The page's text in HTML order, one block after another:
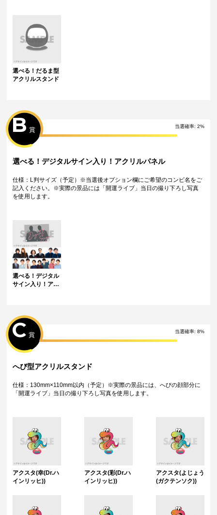
＜Wチャンス賞＞
抽選で14名様に『大入り袋入り！直筆サイン入りソロチェキ』が当たり
ます！各1枚限定！
▼対象期間
1月10日 12:00 ~ 1月12日 23:59　堂前透(ロングコートダディ)
1月13日 00:00 ~ 1月14日 23:59　兎(ロングコートダディ)
1月15日 00:00 ~ 1月16日 23:59　新山(さや香)
1月23日 00:00 ~ 1月24日 23:59　田中ショータイム(フースーヤ)
1月25日 00:00 ~ 1月25日 23:59　 谷口理(フースーヤ)
1月26日 00:00 ~ 1月26日 23:59 　幸(Dr.ハインリッヒ)
1月27日 00:00 ~ 1月27日 23:59　彩(Dr.ハインリッヒ)
1月28日 00:00 ~ 1月28日 23:59　よじょう(ガクテンソク)
1月30日 00:00 ~ 1月30日 23:59　浜田順平(カベポスター)
1月31日 00:00 ~ 1月31日 23:59　永見大吾(カベポスター)
注意事項
・景品デザインはイメージです。状況によりデザインが変更となる可能
性がございます。
・景品の配送完了から1ヶ月経過後にお問合せいただいた景品の不備、未
到着に関する対応は原則いたしかねます。
・獲得した景品をオークション等へ転売する行為、第三者への譲渡は禁
止しております。
・獲得した動画･画像･ボイス等のデジタルコンテンツは、出品者が著作
権を有します。 SNS等での公開、譲渡、その他著作権を侵害する行為は
禁止しております。
・運営様の都合により、一部サイン入り景品がご用意ができなくなる場
合がございます。その場合、別のサイン入り景品に変更させていただく
配送について
・サイン入り景品とサインなし景品は別配送となる場合がございます。
・製作状況や天候状況により予定を前後した配送となる場合がございま
・海外への配送は対応致しておりません。
特典について
が付与されているボタンを選択の上でくじ引きを行ってください。
・「くじ引き内容の選択」にて1回ボタンを選択の上、一定回数のくじ引
きを行った場合は特典"対象外"となりますのでご注意ください。
選べる！だるま型
アクリルスタンド
当選確率: 2%
B 賞
選べる！デジタルサイン入り！アクリルパネル
仕様：L判サイズ（予定）※当選後オプション欄にご希望のコンビ名をご
記入ください。※実際の景品には「開運ライブ」当日の撮り下ろし写真
を使用します。
選べる！デジタル
サイン入り！アク
当選確率: 8%
C 賞
へび型アクリルスタンド
仕様：130mm×110mm以内（予定）※実際の景品には、へびの顔部分に
「開運ライブ」当日の撮り下ろし写真を使用します。
アクスタ(幸(Dr.ハ
インリッヒ))
アクスタ(彩(Dr.ハ
インリッヒ))
アクスタ(よじょう
(ガクテンソク))